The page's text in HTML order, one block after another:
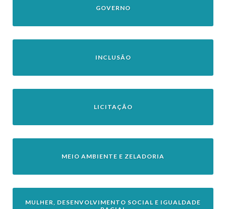
GOVERNO
INCLUSÃO
LICITAÇÃO
MEIO AMBIENTE E ZELADORIA
MULHER, DESENVOLVIMENTO SOCIAL E IGUALDADE